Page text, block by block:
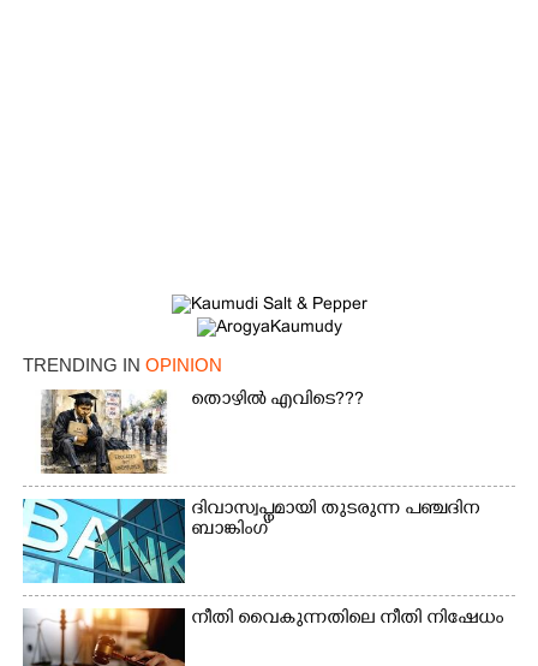
TRENDING IN OPINION
തൊഴിൽ എവിടെ???
ദിവാസ്വപ്നമായി തുടരുന്ന പഞ്ചദിന
ബാങ്കിംഗ്
നീതി വൈകുന്നതിലെ നീതി നിഷേധം